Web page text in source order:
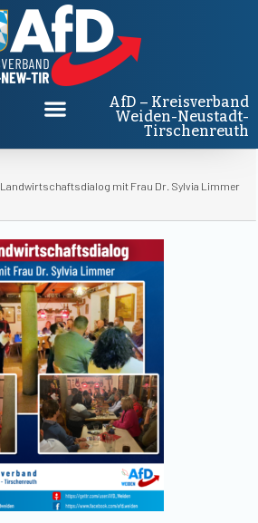
AfD – Kreisverband
Weiden-Neustadt-
Tirschenreuth
Landwirtschaftsdialog mit Frau Dr. Sylvia Limmer